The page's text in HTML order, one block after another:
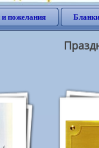
пожелания